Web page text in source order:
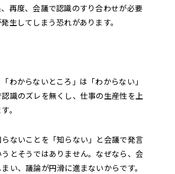
再度、会議で認識のすり合わせが必要
生してしまう恐れがあります。
わからないところ」は「わからない」
認識のズレを無くし、仕事の生産性を上
。
らないことを「知らない」と会議で発言
とそうではありません。なぜなら、会
い、議論が円滑に進まないからです。